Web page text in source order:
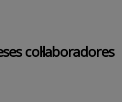
col·laboradores